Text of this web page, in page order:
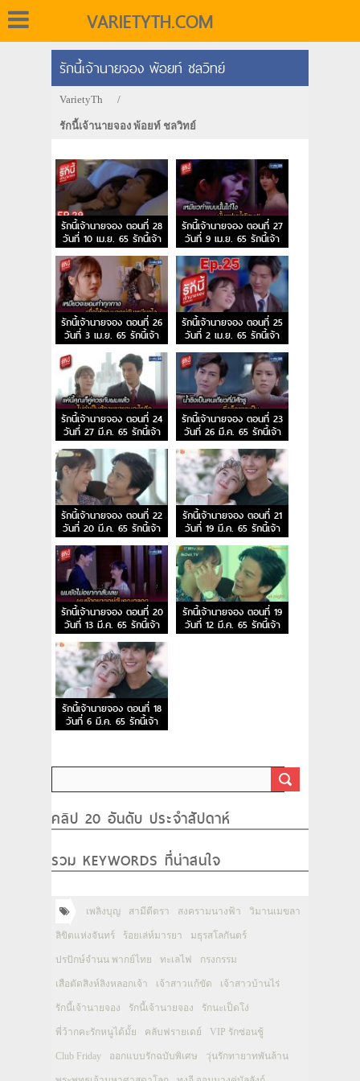
VARIETYTH.COM
รักนี้เจ้านายจอง พ้อยท์ ชลวิทย์
VarietyTh /
รักนี้เจ้านายจอง พ้อยท์ ชลวิทย์
รักนี้เจ้านายจอง ตอนที่ 28
วันที่ 10 เม.ย. 65 รักนี้เจ้า
นายจอง EP.28
รักนี้เจ้านายจอง ตอนที่ 27
วันที่ 9 เม.ย. 65 รักนี้เจ้า
นายจอง EP.27
รักนี้เจ้านายจอง ตอนที่ 26
วันที่ 3 เม.ย. 65 รักนี้เจ้า
นายจอง EP.26
รักนี้เจ้านายจอง ตอนที่ 25
วันที่ 2 เม.ย. 65 รักนี้เจ้า
นายจอง EP.25
รักนี้เจ้านายจอง ตอนที่ 24
วันที่ 27 มี.ค. 65 รักนี้เจ้า
นายจอง EP.24
รักนี้เจ้านายจอง ตอนที่ 23
วันที่ 26 มี.ค. 65 รักนี้เจ้า
นายจอง EP.23
รักนี้เจ้านายจอง ตอนที่ 22
วันที่ 20 มี.ค. 65 รักนี้เจ้า
นายจอง EP.22
รักนี้เจ้านายจอง ตอนที่ 21
วันที่ 19 มี.ค. 65 รักนี้เจ้า
นายจอง EP.21
รักนี้เจ้านายจอง ตอนที่ 20
วันที่ 13 มี.ค. 65 รักนี้เจ้า
นายจอง EP.20
รักนี้เจ้านายจอง ตอนที่ 19
วันที่ 12 มี.ค. 65 รักนี้เจ้า
นายจอง EP.19
รักนี้เจ้านายจอง ตอนที่ 18
วันที่ 6 มี.ค. 65 รักนี้เจ้า
นายจอง EP.18
คลิป 20 อันดับ ประจำสัปดาห์
รวม KEYWORDS ที่น่าสนใจ
เพลิงบุญ สามีตีตรา สงครามนางฟ้า วิมานเมขลา
ลิขิตแห่งจันทร์ ร้อยเล่ห์มารยา มธุรสโลกันตร์
ปรปักษ์จำนน พากย์ไทย ทะเลไฟ กรงกรรม
เสือตัดสิงห์ลิงหลอกเจ้า เจ้าสาวแก้ขัด เจ้าสาวบ้านไร่
รักนี้เจ้านายจอง รักนี้เจ้านายจอง รักนะเป็ดโง่
พี่ว้ากคะรักหนูได้มั้ย คลับฟรายเดย์ VIP รักซ่อนชู้
Club Friday ออกแบบรักฉบับพิเศษ วุ่นรักทายาทพันล้าน